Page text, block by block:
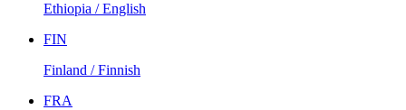
Ethiopia / English
FIN
Finland / Finnish
FRA